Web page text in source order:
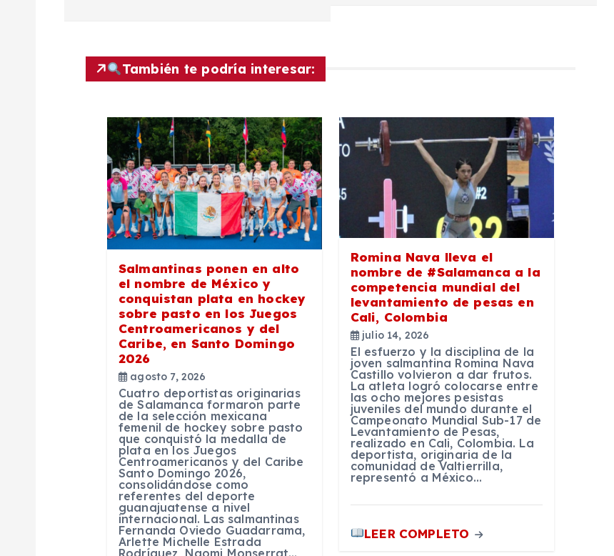
También te podría interesar:
Salmantinas ponen en alto
el nombre de México y
conquistan plata en hockey
sobre pasto en los Juegos
Centroamericanos y del
Caribe, en Santo Domingo
2026
agosto 7, 2026
Cuatro deportistas originarias
de Salamanca formaron parte
de la selección mexicana
femenil de hockey sobre pasto
que conquistó la medalla de
plata en los Juegos
Centroamericanos y del Caribe
Santo Domingo 2026,
consolidándose como
referentes del deporte
guanajuatense a nivel
internacional. Las salmantinas
Fernanda Oviedo Guadarrama,
Arlette Michelle Estrada
Rodríguez, Naomi Monserrat…
Romina Nava lleva el
nombre de #Salamanca a la
competencia mundial del
levantamiento de pesas en
Cali, Colombia
julio 14, 2026
El esfuerzo y la disciplina de la
joven salmantina Romina Nava
Castillo volvieron a dar frutos.
La atleta logró colocarse entre
las ocho mejores pesistas
juveniles del mundo durante el
Campeonato Mundial Sub-17 de
Levantamiento de Pesas,
realizado en Cali, Colombia. La
deportista, originaria de la
comunidad de Valtierrilla,
representó a México…
LEER COMPLETO